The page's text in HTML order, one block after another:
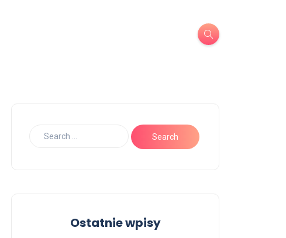
Ostatnie wpisy